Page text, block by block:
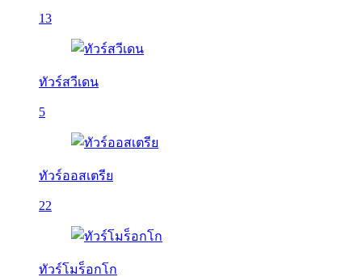
13
ทัวร์สวีเดน
5
ทัวร์ออสเตรีย
22
ทัวร์โมร็อกโก